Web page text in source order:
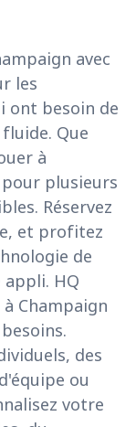
avec
les
ont besoin de
Que
à
plusieurs
Réservez
et profitez
de
HQ
Champaign
des
ou
votre